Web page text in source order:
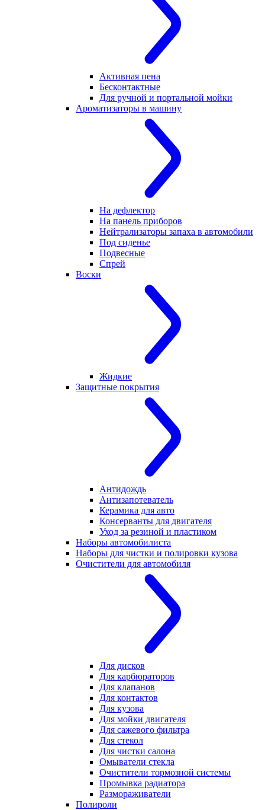
Активная пена
Бесконтактные
Для ручной и портальной мойки
Ароматизаторы в машину
На дефлектор
На панель приборов
Нейтрализаторы запаха в автомобили
Под сиденье
Подвесные
Спрей
Воски
Жидкие
Защитные покрытия
Антидождь
Антизапотеватель
Керамика для авто
Консерванты для двигателя
Уход за резиной и пластиком
Наборы автомобилиста
Наборы для чистки и полировки кузова
Очистители для автомобиля
Для дисков
Для карбюраторов
Для клапанов
Для контактов
Для кузова
Для мойки двигателя
Для сажевого фильтра
Для стекол
Для чистки салона
Омыватели стекла
Очистители тормозной системы
Промывка радиатора
Размораживатели
Полироли